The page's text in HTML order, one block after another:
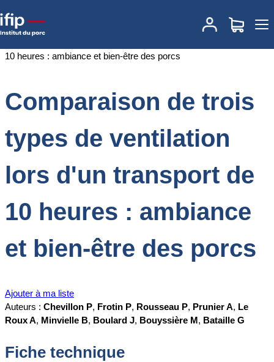
Accueil
Comparaison de trois types de ventilation
lors d'un transport de 10 heures : ambiance et bien-être des porcs
Comparaison de trois
types de ventilation
lors d'un transport de
10 heures : ambiance
et bien-être des porcs
Ajouter à ma liste
Auteurs : Chevillon P, Frotin P, Rousseau P, Prunier A, Le
Roux A, Minvielle B, Boulard J, Bouyssière M, Bataille G
Fiche technique